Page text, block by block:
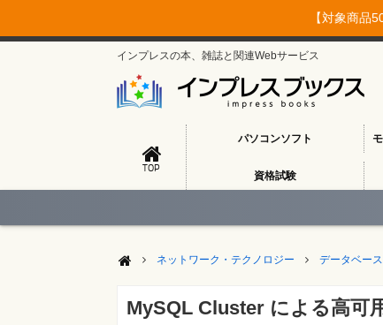
【対象商品
インプレスの本、雑誌と関連Webサービス
TOP
パソコンソフト
資格試験
ネットワーク・テクノロジー データベース
MySQL Cluster による高可